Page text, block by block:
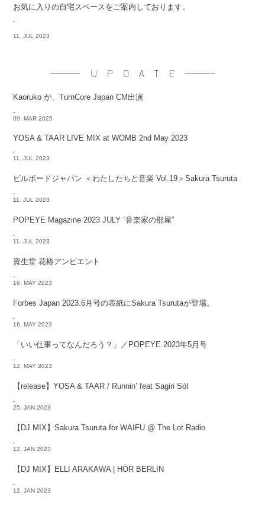
お気に入りの自宅スペースをご案内しております。
-
11. JUL 2023
UPDATE
Kaoruko が、TurnCore Japan CM出演
-
09. MAR 2025
YOSA & TAAR LIVE MIX at WOMB 2nd May 2023
-
11. JUL 2023
ビルボードジャパン ＜わたしたちと音楽 Vol.19＞Sakura Tsuruta
-
11. JUL 2023
POPEYE Magazine 2023 JULY ”音楽家の部屋”
-
11. JUL 2023
資生堂 花椿アンビエント
-
16. MAY 2023
Forbes Japan 2023.6月号の表紙にSakura Tsurutaが登場。
-
16. MAY 2023
「いい仕事ってなんだろう？」／POPEYE 2023年5月号
-
12. MAY 2023
【release】YOSA & TAAR / Runnin’ feat Sagiri Sól
-
25. JAN 2023
【DJ MIX】Sakura Tsuruta for WAIFU @ The Lot Radio
-
12. JAN 2023
【DJ MIX】ELLI ARAKAWA | HÖR BERLIN
-
12. JAN 2023